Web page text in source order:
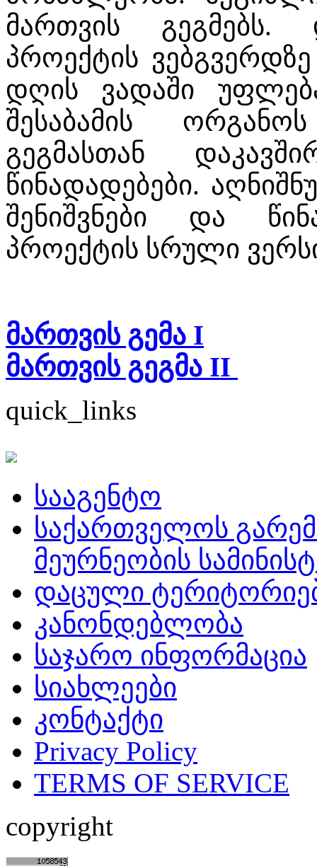
მართვის გეგმებს.
პროექტის
დღის ვადაში
შესაბამის
გეგმასთან
წინადადებები.
შენიშვნები და
პროექტის სრული
მართვის გემა I
მართვის გეგმა II
quick_links
სააგენტო
საქართველოს
მეურნეობის
დაცული
კანონდებლობა
საჯარო ინფორმაცია
სიახლეები
კონტაქტი
Privacy Policy
TERMS OF SERVICE
copyright